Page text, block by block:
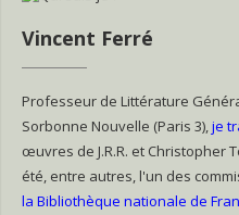
Vincent Ferré
Professeur de Littérature
Sorbonne Nouvelle (Paris 3),je
œuvres de J.R.R. et Christopher
été, entre autres, l'un des
la Bibliothèque nationale de